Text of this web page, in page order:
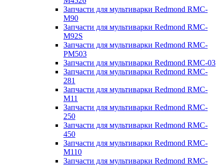
Запчасти для мультиварки Redmond RMC-
M90
Запчасти для мультиварки Redmond RMC-
M92S
Запчасти для мультиварки Redmond RMC-
PM503
Запчасти для мультиварки Redmond RMC-03
Запчасти для мультиварки Redmond RMC-
281
Запчасти для мультиварки Redmond RMC-
M11
Запчасти для мультиварки Redmond RMC-
250
Запчасти для мультиварки Redmond RMC-
450
Запчасти для мультиварки Redmond RMC-
M110
Запчасти для мультиварки Redmond RMC-